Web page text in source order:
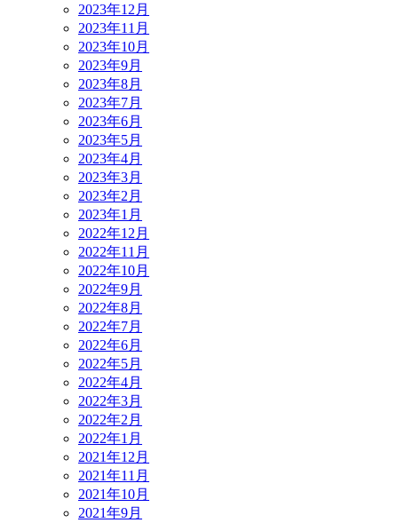
2023年12月
2023年11月
2023年10月
2023年9月
2023年8月
2023年7月
2023年6月
2023年5月
2023年4月
2023年3月
2023年2月
2023年1月
2022年12月
2022年11月
2022年10月
2022年9月
2022年8月
2022年7月
2022年6月
2022年5月
2022年4月
2022年3月
2022年2月
2022年1月
2021年12月
2021年11月
2021年10月
2021年9月